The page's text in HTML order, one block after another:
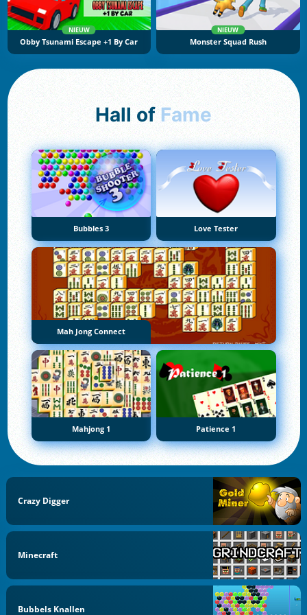
NIEUW
Obby Tsunami Escape +1 By Car
NIEUW
Monster Squad Rush
Hall of Fame
Bubbles 3 Love Tester
Mah Jong Connect
Mahjong 1 Patience 1
Crazy Digger
Minecraft
Bubbels Knallen